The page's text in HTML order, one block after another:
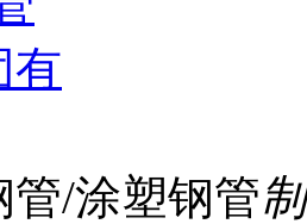
/涂塑钢管